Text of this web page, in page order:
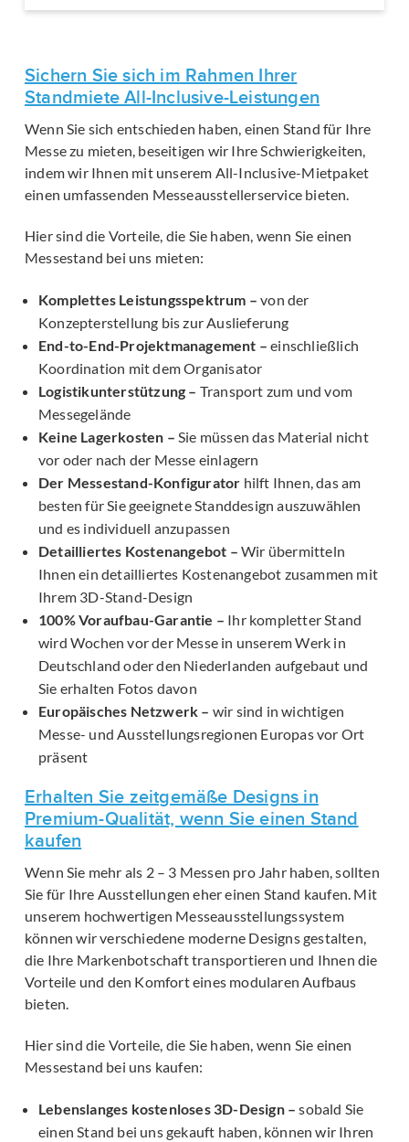
Sichern Sie sich im Rahmen Ihrer
Standmiete All-Inclusive-Leistungen
Wenn Sie sich entschieden haben, einen Stand für Ihre
Messe zu mieten, beseitigen wir Ihre Schwierigkeiten,
indem wir Ihnen mit unserem All-Inclusive-Mietpaket
einen umfassenden Messeausstellerservice bieten.
Hier sind die Vorteile, die Sie haben, wenn Sie einen
Messestand bei uns mieten:
Komplettes Leistungsspektrum – von der
Konzepterstellung bis zur Auslieferung
End-to-End-Projektmanagement – einschließlich
Koordination mit dem Organisator
Logistikunterstützung – Transport zum und vom
Messegelände
Keine Lagerkosten – Sie müssen das Material nicht
vor oder nach der Messe einlagern
Der Messestand-Konfigurator hilft Ihnen, das am
besten für Sie geeignete Standdesign auszuwählen
und es individuell anzupassen
Detailliertes Kostenangebot – Wir übermitteln
Ihnen ein detailliertes Kostenangebot zusammen mit
Ihrem 3D-Stand-Design
100% Voraufbau-Garantie – Ihr kompletter Stand
wird Wochen vor der Messe in unserem Werk in
Deutschland oder den Niederlanden aufgebaut und
Sie erhalten Fotos davon
Europäisches Netzwerk – wir sind in wichtigen
Messe- und Ausstellungsregionen Europas vor Ort
präsent
Erhalten Sie zeitgemäße Designs in
Premium-Qualität, wenn Sie einen Stand
kaufen
Wenn Sie mehr als 2 – 3 Messen pro Jahr haben, sollten
Sie für Ihre Ausstellungen eher einen Stand kaufen. Mit
unserem hochwertigen Messeausstellungssystem
können wir verschiedene moderne Designs gestalten,
die Ihre Markenbotschaft transportieren und Ihnen die
Vorteile und den Komfort eines modularen Aufbaus
bieten.
Hier sind die Vorteile, die Sie haben, wenn Sie einen
Messestand bei uns kaufen:
Lebenslanges kostenloses 3D-Design – sobald Sie
einen Stand bei uns gekauft haben, können wir Ihren